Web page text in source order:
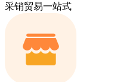
采销贸易一站式